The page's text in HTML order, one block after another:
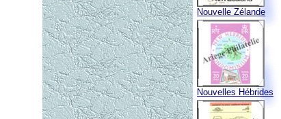
Nouvelle Zélande
Nouvelles Hébrides